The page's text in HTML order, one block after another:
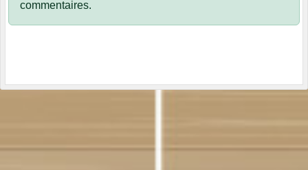
commentaires.